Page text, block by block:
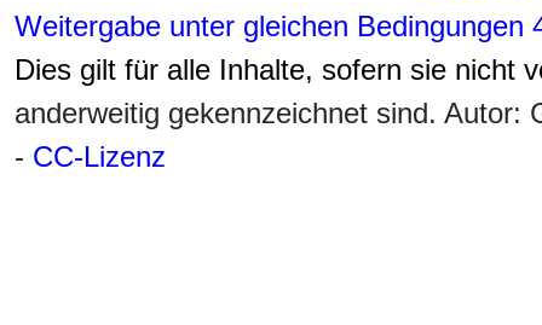
Weitergabe unter gleichen
Dies gilt für alle Inhalte, sofern sie nicht
anderweitig gekennzeichnet sind. Autor:
- CC-Lizenz